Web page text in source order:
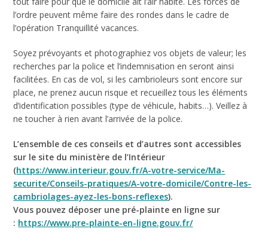
l’ordre peuvent même faire des rondes dans le cadre de
l’opération Tranquillité vacances.
Soyez prévoyants et photographiez vos objets de valeur; les
recherches par la police et l’indemnisation en seront ainsi
facilitées. En cas de vol, si les cambrioleurs sont encore sur
place, ne prenez aucun risque et recueillez tous les éléments
d’identification possibles (type de véhicule, habits…). Veillez à
ne toucher à rien avant l’arrivée de la police.
L’ensemble de ces conseils et d’autres sont accessibles
sur le site du ministère de l’Intérieur
(https://www.interieur.gouv.fr/A-votre-service/Ma-
securite/Conseils-pratiques/A-votre-domicile/Contre-les-
cambriolages-ayez-les-bons-reflexes).
Vous pouvez déposer une pré-plainte en ligne sur
: https://www.pre-plainte-en-ligne.gouv.fr/